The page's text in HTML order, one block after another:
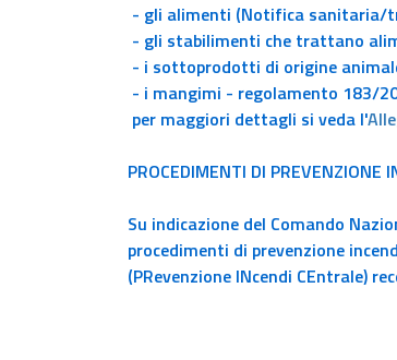
- gli alimenti (Notifica sanitaria/
- gli stabilimenti che trattano
- i sottoprodotti di origine
- i mangimi - regolamento 183/
per maggiori dettagli si veda l'
PROCEDIMENTI DI PREVENZIONE
Su indicazione del Comando
procedimenti di prevenzione
(PRevenzione INcendi CEntrale)